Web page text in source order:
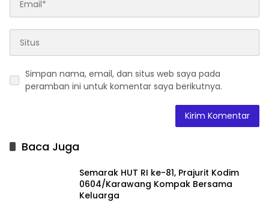
Simpan nama, email, dan situs web saya pada
peramban ini untuk komentar saya berikutnya.
Baca Juga
Semarak HUT RI ke-81, Prajurit Kodim
0604/Karawang Kompak Bersama
Keluarga